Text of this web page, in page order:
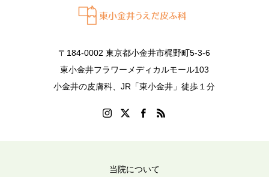
〒184-0002 東京都小金井市梶野町5-3-6
東小金井フラワーメディカルモール103
小金井の皮膚科、JR「東小金井」徒歩１分
当院について